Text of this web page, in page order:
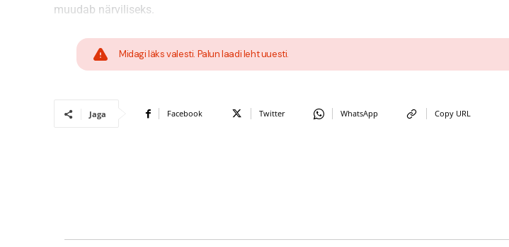
muudab närviliseks.
Midagi läks valesti. Palun laadi leht uuesti.
Jaga Facebook Twitter WhatsApp Copy URL